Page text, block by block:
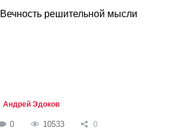
Вечность решительной мысли
Андрей Эдоков
0 10533 0